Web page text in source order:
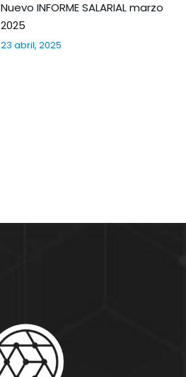
Nuevo INFORME SALARIAL marzo
2025
23 abril, 2025